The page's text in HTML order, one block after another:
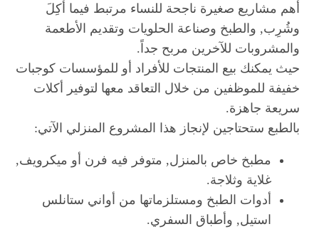
أهم مشاريع صغيرة ناجحة للنساء مرتبط فيما أُكِلَ
وشُرِب, والطبخ وصناعة الحلويات وتقديم الأطعمة
والمشروبات للآخرين مربح جداً.
حيث يمكنك بيع المنتجات للأفراد أو للمؤسسات كوجبات
خفيفة للموظفين من خلال التعاقد معها لتوفير أكلات
سريعة جاهزة.
بالطبع ستحتاجين لإنجاز هذا المشروع المنزلي الآتي:
مطبخ خاص بالمنزل, متوفر فيه فرن أو ميكرويف,
غلاية وثلاجة.
أدوات الطبخ ومستلزماتها من أواني ستانلس
استيل, وأطباق السفري.